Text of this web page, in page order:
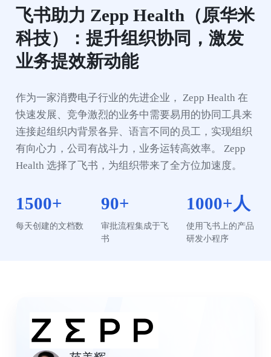
飞书助力 Zepp Health（原华米
科技）：提升组织协同，激发
业务提效新动能
作为一家消费电子行业的先进企业， Zepp Health 在
快速发展、竞争激烈的业务中需要易用的协同工具来
连接起组织内背景各异、语言不同的员工，实现组织
有向心力，公司有战斗力，业务运转高效率。 Zepp
Health 选择了飞书，为组织带来了全方位加速度。
1500+
每天创建的文档数
90+
审批流程集成于飞
书
1000+人
使用飞书上的产品
研发小程序